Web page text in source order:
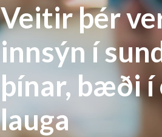
Veitir þér
innsýn í
þínar, bæði í
lauga